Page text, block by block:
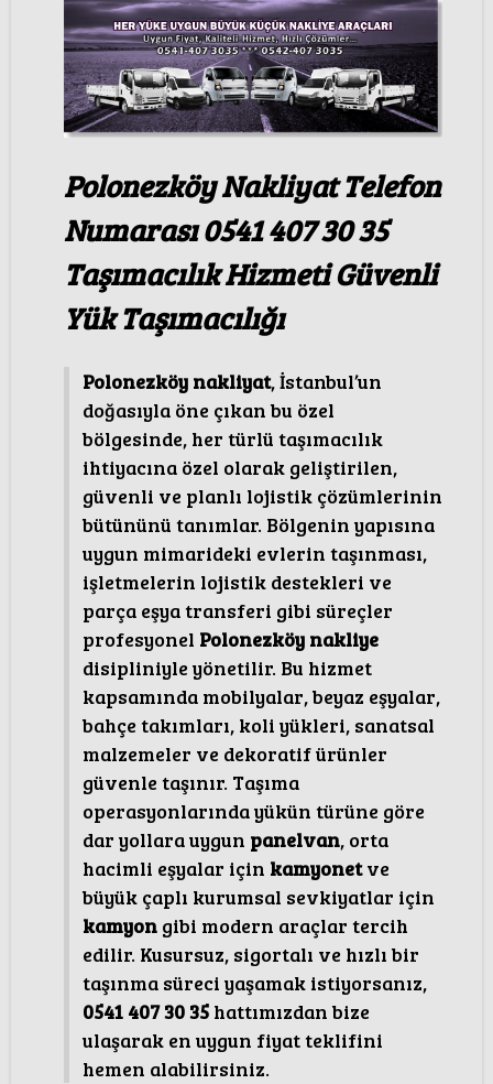
Polonezköy Nakliyat Telefon
Numarası 0541 407 30 35
Taşımacılık Hizmeti Güvenli
Yük Taşımacılığı
Polonezköy nakliyat, İstanbul’un
doğasıyla öne çıkan bu özel
bölgesinde, her türlü taşımacılık
ihtiyacına özel olarak geliştirilen,
güvenli ve planlı lojistik çözümlerinin
bütününü tanımlar. Bölgenin yapısına
uygun mimarideki evlerin taşınması,
işletmelerin lojistik destekleri ve
parça eşya transferi gibi süreçler
profesyonel Polonezköy nakliye
disipliniyle yönetilir. Bu hizmet
kapsamında mobilyalar, beyaz eşyalar,
bahçe takımları, koli yükleri, sanatsal
malzemeler ve dekoratif ürünler
güvenle taşınır. Taşıma
operasyonlarında yükün türüne göre
dar yollara uygun panelvan, orta
hacimli eşyalar için kamyonetve
büyük çaplı kurumsal sevkiyatlar için
kamyon gibi modern araçlar tercih
edilir. Kusursuz, sigortalı ve hızlı bir
taşınma süreci yaşamak istiyorsanız,
0541 407 30 35 hattımızdan bize
ulaşarak en uygun fiyat teklifini
hemen alabilirsiniz.